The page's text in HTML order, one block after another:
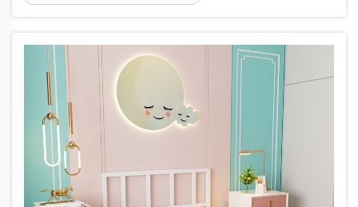
Металева двоповерхова ліжкова
вкладення у простір, комфорт і безпеку, чи
то ви обладнуєте спальню дитини, спільну
гуртожиткову кімнату, відпочинковий...